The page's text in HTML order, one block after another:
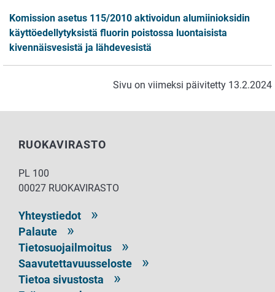
Komission asetus 115/2010 aktivoidun alumiinioksidin
käyttöedellytyksistä fluorin poistossa luontaisista
kivennäisvesistä ja lähdevesistä
Sivu on viimeksi päivitetty 13.2.2024
RUOKAVIRASTO
PL 100
00027 RUOKAVIRASTO
Yhteystiedot
Palaute
Tietosuojailmoitus
Saavutettavuusseloste
Tietoa sivustosta